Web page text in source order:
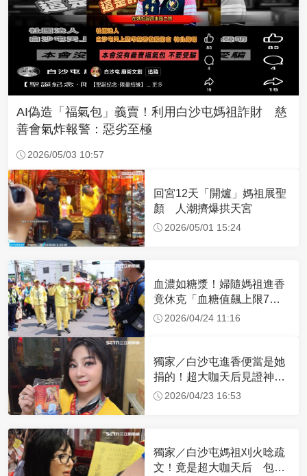
AI偽造「福氣包」義賣！利用白沙屯媽祖詐財 慈
善會氣炸報警：惡劣至極
2026/05/03 10:57
回宮12天「開爐」媽祖展聖
顏 人潮擠爆拱天宮
2026/05/01 15:24
血濃如糖漿！婦隨媽祖進香
竟休克「血糖值飆上限7
倍」 醫曝原因
2026/04/24 11:16
獨家／白沙屯進香便當是她
捐的！超大咖天后見證神
蹟 一靠近媽祖就爆哭
2026/04/23 16:53
獨家／白沙屯媽祖刈火唸疏
文！竟是超大咖天后 包尿